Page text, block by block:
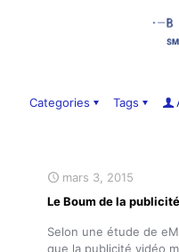
Categories Tags
mars 3, 2015
Le Boum de la
Selon une étude de
que la publicité vidéo